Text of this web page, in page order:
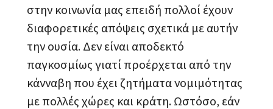
στην κοινωνία μας επειδή πολλοί έχουν
διαφορετικές απόψεις σχετικά με αυτήν
την ουσία. Δεν είναι αποδεκτό
παγκοσμίως γιατί προέρχεται από την
κάνναβη που έχει ζητήματα νομιμότητας
με πολλές χώρες και κράτη. Ωστόσο, εάν